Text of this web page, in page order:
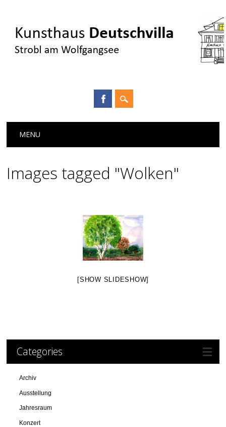
Main menu
MENU
Images tagged "Wolken"
[SHOW SLIDESHOW]
Categories
Archiv
Ausstellung
Jahresraum
Konzert